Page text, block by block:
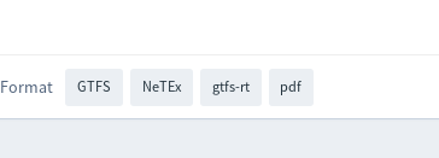
Format GTFS NeTEx gtfs-rt pdf